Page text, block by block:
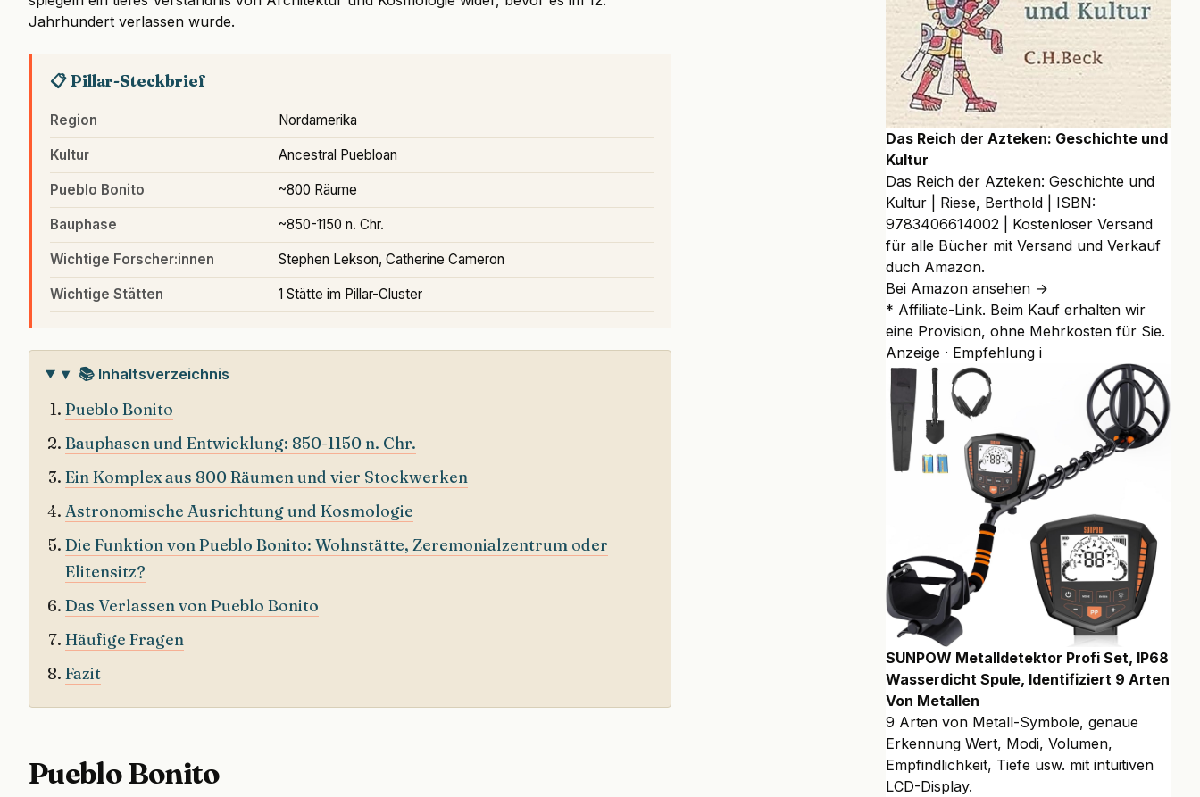
Jahrhundert verlassen wurde.
📋 Pillar-Steckbrief
Region Nordamerika
Kultur Ancestral Puebloan
Pueblo Bonito ~800 Räume
Bauphase ~850-1150 n. Chr.
Wichtige Forscher:innen Stephen Lekson, Catherine Cameron
Wichtige Stätten 1 Stätte im Pillar-Cluster
▾ 📚 Inhaltsverzeichnis
Pueblo Bonito
Bauphasen und Entwicklung: 850-1150 n. Chr.
Ein Komplex aus 800 Räumen und vier Stockwerken
Astronomische Ausrichtung und Kosmologie
Die Funktion von Pueblo Bonito: Wohnstätte, Zeremonialzentrum oder
Elitensitz?
Das Verlassen von Pueblo Bonito
Häufige Fragen
Fazit
Pueblo Bonito
Das Reich der Azteken: Geschichte und
Kultur
Das Reich der Azteken: Geschichte und
Kultur | Riese, Berthold | ISBN:
9783406614002 | Kostenloser Versand
für alle Bücher mit Versand und Verkauf
duch Amazon.
Bei Amazon ansehen →
* Affiliate-Link. Beim Kauf erhalten wir
eine Provision, ohne Mehrkosten für Sie.
Anzeige · Empfehlung i
SUNPOW Metalldetektor Profi Set, IP68
Wasserdicht Spule, Identifiziert 9 Arten
Von Metallen
9 Arten von Metall-Symbole, genaue
Erkennung Wert, Modi, Volumen,
Empfindlichkeit, Tiefe usw. mit intuitiven
LCD-Display.